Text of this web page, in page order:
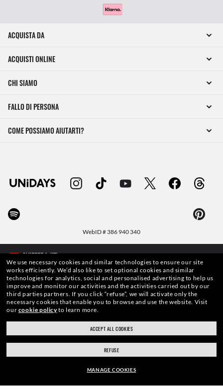
ACQUISTA DA
ACQUISTI ONLINE
CHI SIAMO
FALLO DI PERSONA
COME POSSIAMO AIUTARTI?
WebID # 386 940 340
AVVERTENZE E INFORMAZIONI DI SICUREZZA SUI PRODOTTI
INFORMATIVA SULLA PROTEZIONE DEI DATI PERSONALI
We use necessary cookies and similar technologies to ensure our site
works efficiently. We’d also like to set optional cookies and similar
technologies for analytics, social and personalised advertising to help us
improve and monitor our activities and the activities carried out by our
third parties partners. If you click “refuse”, we will activate only the
necessary cookies that enable you to browse and use the website. Visit
our cookie policyto learn more.
ACCEPT ALL COOKIES
REFUSE
MANAGE COOKIES